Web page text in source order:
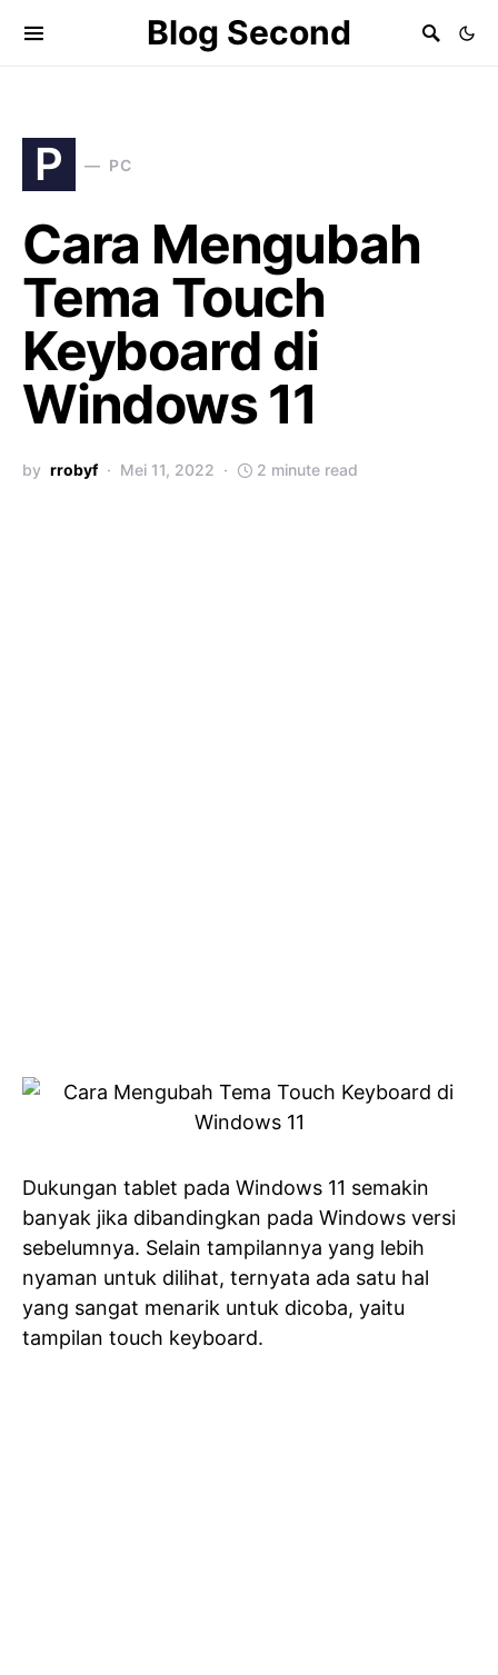
Blog Second
P PC
Cara Mengubah
Tema Touch
Keyboard di
Windows 11
by rrobyf Mei 11, 2022 2 minute read
Dukungan tablet pada Windows 11 semakin
banyak jika dibandingkan pada Windows versi
sebelumnya. Selain tampilannya yang lebih
nyaman untuk dilihat, ternyata ada satu hal
yang sangat menarik untuk dicoba, yaitu
tampilan touch keyboard.